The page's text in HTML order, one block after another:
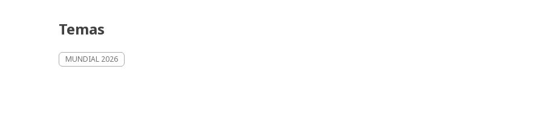
Temas
MUNDIAL 2026